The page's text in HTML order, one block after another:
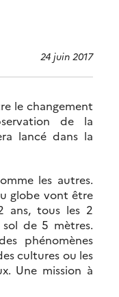
24 juin 2017
le changement
de la
lancé dans la
les autres.
globe vont être
ans, tous les 2
de 5 mètres.
phénomènes
cultures ou les
Une mission à